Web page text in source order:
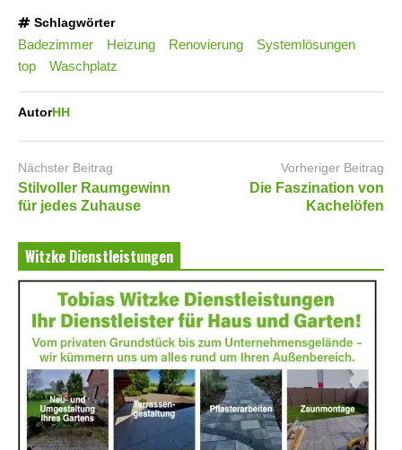
Schlagwörter
Badezimmer Heizung Renovierung
Systemlösungen
top
Waschplatz
AutorHH
Nächster Beitrag
Stilvoller Raumgewinn
für jedes Zuhause
Vorheriger Beitrag
Die Faszination von
Kachelöfen
Witzke Dienstleistungen